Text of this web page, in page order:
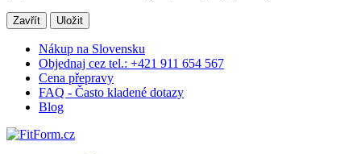
Zavřít Uložit
Nákup na Slovensku
Objednaj cez tel.: +421 911 654 567
Cena přepravy
FAQ - Často kladené dotazy
Blog